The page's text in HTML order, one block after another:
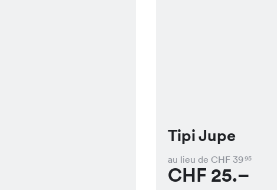
Tipi Jupe
au lieu de CHF 3995
CHF 25.–